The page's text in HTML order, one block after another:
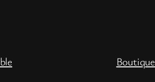
Boutique